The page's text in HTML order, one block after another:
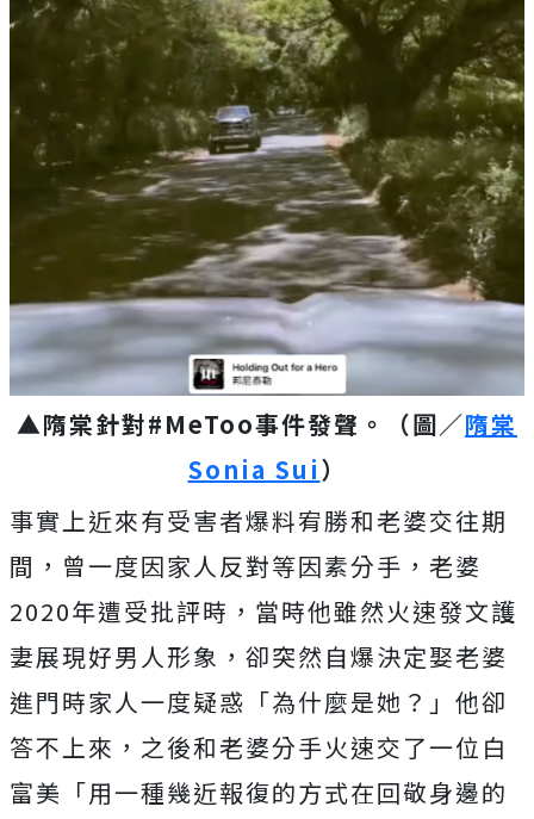
▲隋棠針對#MeToo事件發聲。（圖／隋棠
Sonia Sui）
事實上近來有受害者爆料宥勝和老婆交往期
間，曾一度因家人反對等因素分手，老婆
2020年遭受批評時，當時他雖然火速發文護
妻展現好男人形象，卻突然自爆決定娶老婆
進門時家人一度疑惑「為什麼是她？」他卻
答不上來，之後和老婆分手火速交了一位白
富美「用一種幾近報復的方式在回敬身邊的